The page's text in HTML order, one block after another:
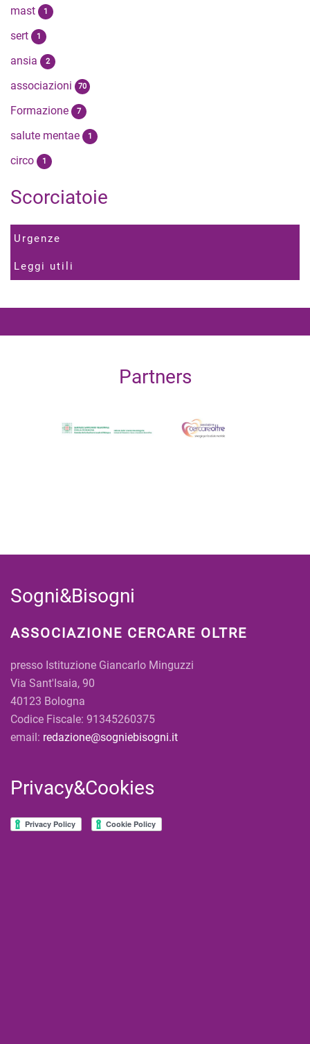
mast 1
sert 1
ansia 2
associazioni 70
Formazione 7
salute mentae 1
circo 1
Scorciatoie
Urgenze
Leggi utili
Partners
Sogni&Bisogni
ASSOCIAZIONE CERCARE OLTRE
presso Istituzione Giancarlo Minguzzi
Via Sant'Isaia, 90
40123 Bologna
Codice Fiscale: 91345260375
email: redazione@sogniebisogni.it
Privacy&Cookies